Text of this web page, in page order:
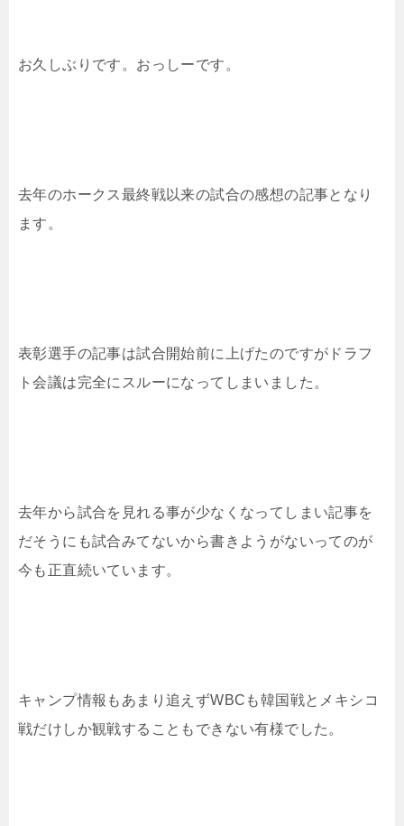
お久しぶりです。おっしーです。
去年のホークス最終戦以来の試合の感想の記事となり
ます。
表彰選手の記事は試合開始前に上げたのですがドラフ
ト会議は完全にスルーになってしまいました。
去年から試合を見れる事が少なくなってしまい記事を
だそうにも試合みてないから書きようがないってのが
今も正直続いています。
キャンプ情報もあまり追えずWBCも韓国戦とメキシコ
戦だけしか観戦することもできない有様でした。